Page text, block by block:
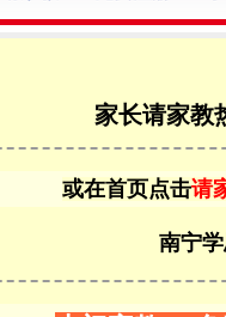
家长请家教
或在首页点击请
南宁